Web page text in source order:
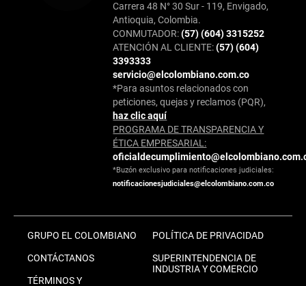
Carrera 48 N° 30 Sur - 119, Envigado,
Antioquia, Colombia.
CONMUTADOR:(57) (604) 3315252
ATENCIÓN AL CLIENTE:(57) (604)
3393333
servicio@elcolombiano.com.co
*Para asuntos relacionados con
peticiones, quejas y reclamos (PQR),
haz clic aquí
PROGRAMA DE TRANSPARENCIA Y
ÉTICA EMPRESARIAL:
*Buzón exclusivo para notificaciones judiciales:
notificacionesjudiciales@elcolombiano.com.co
GRUPO EL COLOMBIANO
CONTÁCTANOS
TÉRMINOS Y
POLÍTICA DE PRIVACIDAD
SUPERINTENDENCIA DE
INDUSTRIA Y COMERCIO